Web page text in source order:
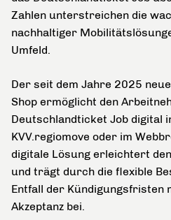
Zahlen unterstreichen die
nachhaltiger
Umfeld.
Der seit dem Jahre 2025
Shop ermöglicht den
Deutschlandticket Job digital
KVV.regiomove oder im
digitale Lösung erleichtert
und trägt durch die flexible
Entfall der Kündigungsfristen
Akzeptanz bei.